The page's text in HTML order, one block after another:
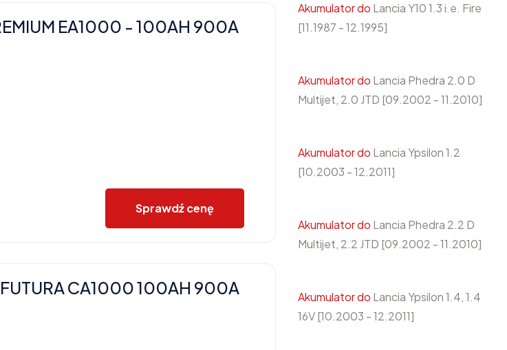
EA1000 - 100AH 900A
Sprawdź cenę
CA1000 100AH 900A
Akumulator do Lancia Y10 1.3 i.e. Fire
[11.1987 - 12.1995]
Akumulator do Lancia Phedra 2.0 D
Multijet, 2.0 JTD [09.2002 - 11.2010]
Akumulator do Lancia Ypsilon 1.2
[10.2003 - 12.2011]
Akumulator do Lancia Phedra 2.2 D
Multijet, 2.2 JTD [09.2002 - 11.2010]
Akumulator do Lancia Ypsilon 1.4, 1.4
16V [10.2003 - 12.2011]